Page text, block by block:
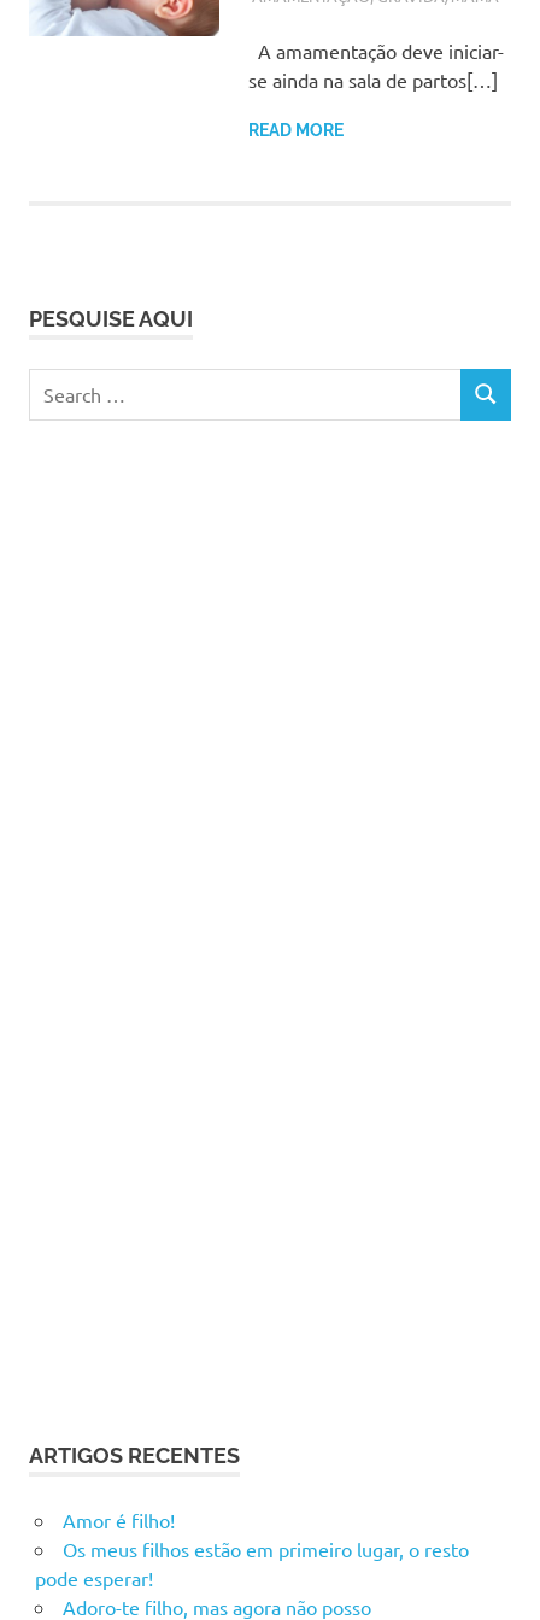
A amamentação deve iniciar-
se ainda na sala de partos[…]
READ MORE
PESQUISE AQUI
for:
SEARCH
ARTIGOS RECENTES
Amor é filho!
Os meus filhos estão em primeiro lugar, o resto
pode esperar!
Adoro-te filho, mas agora não posso